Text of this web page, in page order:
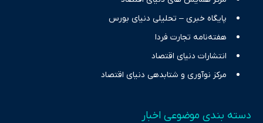
پایگاه خبری – تحلیلی دنیای بورس
هفته‌نامه تجارت فردا
انتشارات دنیای اقتصاد
مرکز نوآوری و شتابدهی دنیای اقتصاد
دسته بندی موضوعی اخبار